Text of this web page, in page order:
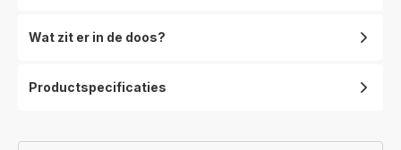
Wat zit er in de doos?
Productspecificaties